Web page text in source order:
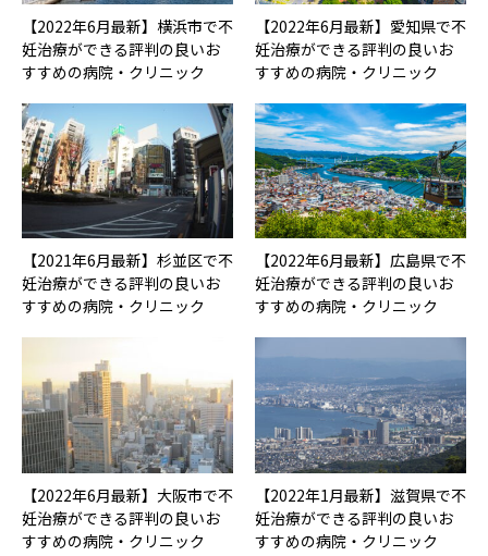
【2022年6月最新】横浜市で不
妊治療ができる評判の良いお
すすめの病院・クリニック
【2022年6月最新】愛知県で不
妊治療ができる評判の良いお
すすめの病院・クリニック
【2021年6月最新】杉並区で不
妊治療ができる評判の良いお
すすめの病院・クリニック
【2022年6月最新】広島県で不
妊治療ができる評判の良いお
すすめの病院・クリニック
【2022年6月最新】大阪市で不
妊治療ができる評判の良いお
すすめの病院・クリニック
【2022年1月最新】滋賀県で不
妊治療ができる評判の良いお
すすめの病院・クリニック